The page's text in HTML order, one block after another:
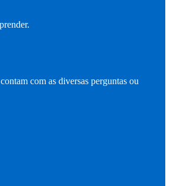
com as diversas perguntas ou